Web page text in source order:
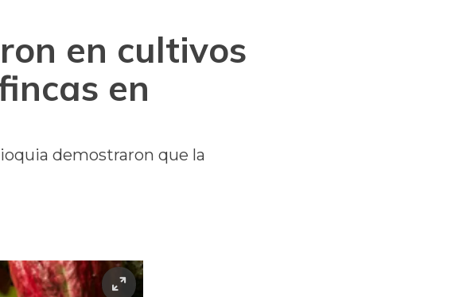
en cultivos
en
demostraron que la